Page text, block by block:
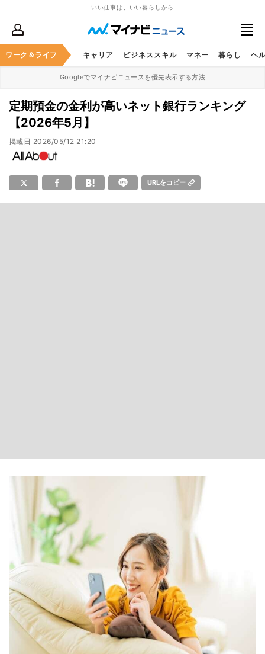
いい仕事は、いい暮らしから
ワーク＆ライフ キャリア ビジネススキル マネー 暮らし ヘ
Googleでマイナビニュースを優先表示する方法
定期預金の金利が高いネット銀行ランキング
【2026年5月】
掲載日 2026/05/12 21:20
URLをコピー